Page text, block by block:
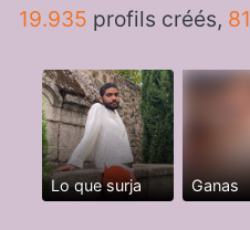
19.935 profils créés, 81
Lo que surja Ganas